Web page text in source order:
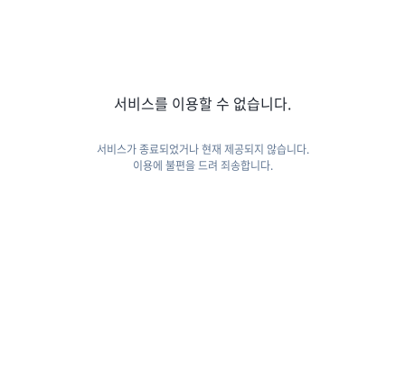
서비스를 이용할 수 없습니다.
서비스가 종료되었거나 현재 제공되지 않습니다.
이용에 불편을 드려 죄송합니다.